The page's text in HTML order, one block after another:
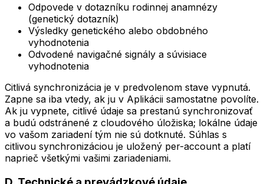
Odpovede v dotazníku rodinnej anamnézy
(genetický dotazník)
Výsledky genetického alebo obdobného
vyhodnotenia
Odvodené navigačné signály a súvisiace
vyhodnotenia
Citlivá synchronizácia je v predvolenom stave vypnutá.
Zapne sa iba vtedy, ak ju v Aplikácii samostatne povolíte.
Ak ju vypnete, citlivé údaje sa prestanú synchronizovať
a budú odstránené z cloudového úložiska; lokálne údaje
vo vašom zariadení tým nie sú dotknuté. Súhlas s
citlivou synchronizáciou je uložený per-account a platí
naprieč všetkými vašimi zariadeniami.